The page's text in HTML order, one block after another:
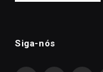
Siga-nós